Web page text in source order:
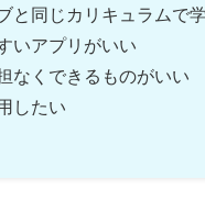
と同じカリキュラムで
いアプリがいい
なくできるものがいい
したい